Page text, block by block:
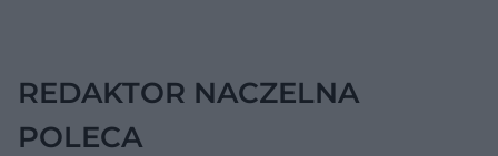
REDAKTOR NACZELNA
POLECA